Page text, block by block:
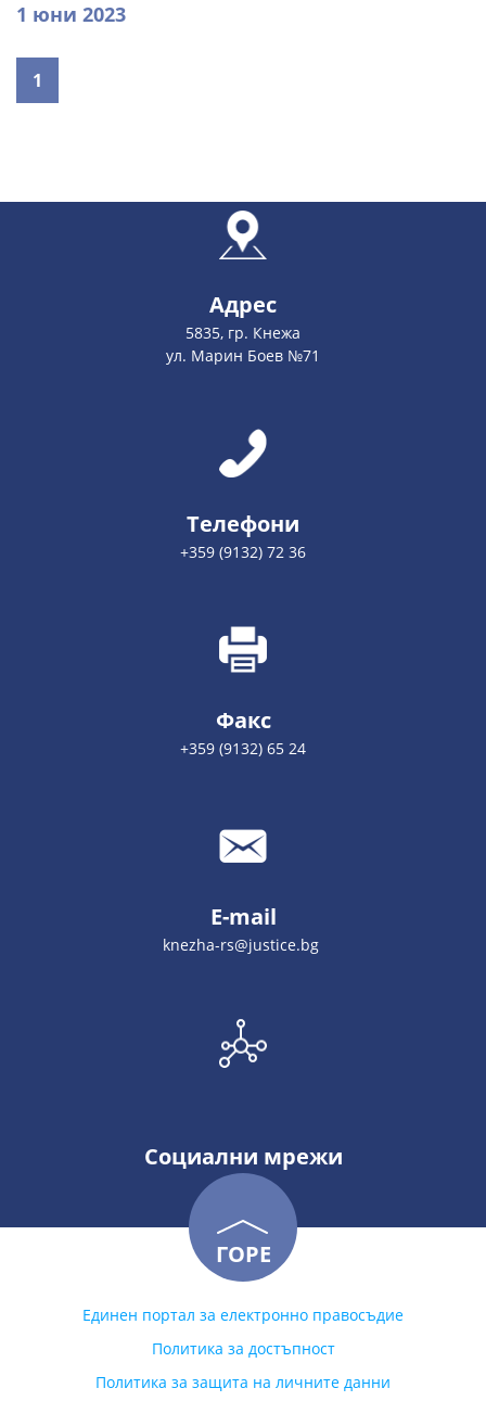
1 юни 2023
1
Адрес
5835, гр. Кнежа
ул. Марин Боев №71
Телефони
+359 (9132) 72 36
Факс
+359 (9132) 65 24
E-mail
knezha-rs@justice.bg
Социални мрежи
ГОРЕ
Единен портал за електронно правосъдие
Политика за достъпност
Политика за защита на личните данни